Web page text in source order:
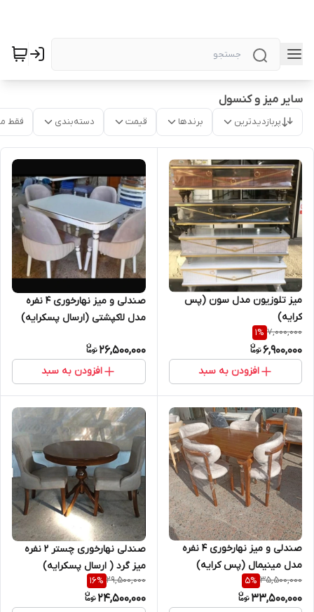
سایر میز و کنسول
پربازدیدترین برندها قیمت دسته‌بندی فقط
میز تلوزیون مدل سون (پس
کرایه)
7,000,000
1%
6,900,000
افزودن به سبد
صندلی و میز نهارخوری 4 نفره
مدل لاکپشتی (ارسال پسکرایه)
26,500,000
افزودن به سبد
صندلی و میز نهارخوری 4 نفره
مدل مینیمال (پس کرایه)
35,500,000
5%
33,500,000
صندلی نهارخوری چستر 2 نفره
میز گرد ( ارسال پسکرایه)
29,500,000
16%
24,500,000